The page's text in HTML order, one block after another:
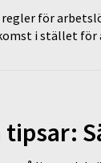
regler för
i stället